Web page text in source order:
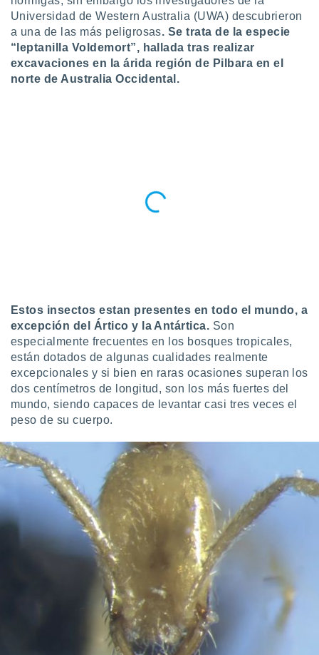
y
en
más
nuestra
y
aceptar
de
sitio
te
que
sean
el sitio
para
ni para
o
Universidad de Western Australia (UWA) descubrieron
a una de las más peligrosas. Se trata de la especie
“leptanilla Voldemort”, hallada tras realizar
excavaciones en la árida región de Pilbara en el
norte de Australia Occidental.
Estos insectos estan presentes en todo el mundo, a
excepción del Ártico y la Antártica. Son
especialmente frecuentes en los bosques tropicales,
están dotados de algunas cualidades realmente
excepcionales y si bien en raras ocasiones superan los
dos centímetros de longitud, son los más fuertes del
mundo, siendo capaces de levantar casi tres veces el
peso de su cuerpo.